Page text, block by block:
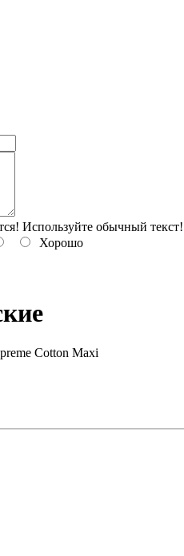
Используйте обычный текст!
Хорошо
Cotton Maxi